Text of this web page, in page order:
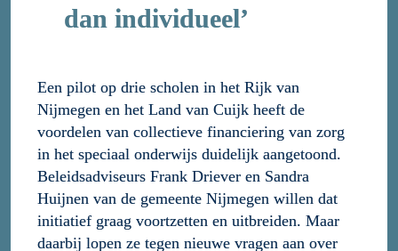
dan individueel’
Een pilot op drie scholen in het Rijk van
Nijmegen en het Land van Cuijk heeft de
voordelen van collectieve financiering van zorg
in het speciaal onderwijs duidelijk aangetoond.
Beleidsadviseurs Frank Driever en Sandra
Huijnen van de gemeente Nijmegen willen dat
initiatief graag voortzetten en uitbreiden. Maar
daarbij lopen ze tegen nieuwe vragen aan over